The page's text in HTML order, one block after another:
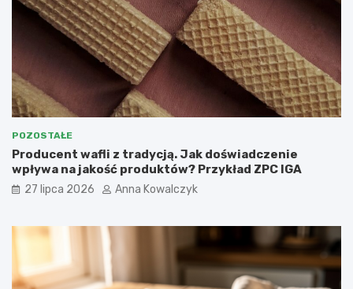
POZOSTAŁE
Producent wafli z tradycją. Jak doświadczenie
wpływa na jakość produktów? Przykład ZPC IGA
27 lipca 2026 Anna Kowalczyk